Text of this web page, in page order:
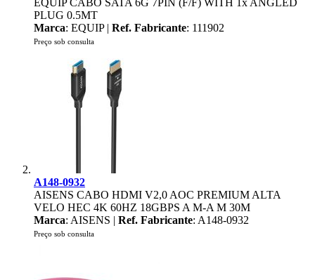
EQUIP CABO SATA 6G 7PIN (F/F) WITH 1x ANGLED
PLUG 0.5MT
Marca: EQUIP | Ref. Fabricante: 111902
Preço sob consulta
A148-0932
AISENS CABO HDMI V2,0 AOC PREMIUM ALTA
VELO HEC 4K 60HZ 18GBPS A M-A M 30M
Marca: AISENS | Ref. Fabricante: A148-0932
Preço sob consulta